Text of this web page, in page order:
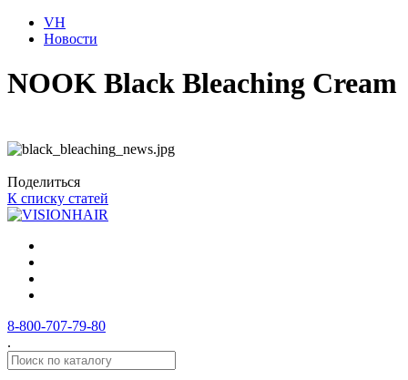
VH
Новости
NOOK Black Bleaching Cream
Поделиться
К списку статей
8-800-707-79-80
.